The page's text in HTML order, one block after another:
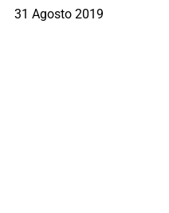
31 Agosto 2019